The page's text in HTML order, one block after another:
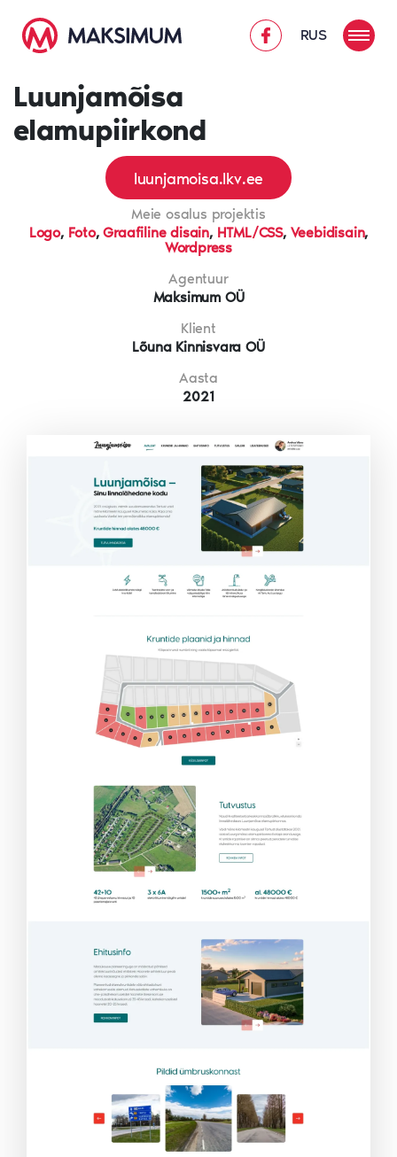
RUS
Luunjamõisa
elamupiirkond
luunjamoisa.lkv.ee
Meie osalus projektis
Logo, Foto,Graafiline disain, HTML/CSS, Veebidisain,
Wordpress
Agentuur
Maksimum OÜ
Klient
Lõuna Kinnisvara OÜ
Aasta
2021